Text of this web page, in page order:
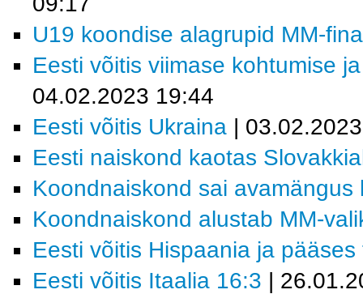
U19 koondise alagrupid MM-
Eesti võitis viimase kohtumise
04.02.2023 19:44
Eesti võitis Ukraina |
Eesti naiskond kaotas
Koondnaiskond sai avamängus
Koondnaiskond alustab MM-
Eesti võitis Hispaania ja
Eesti võitis Itaalia 16:3 |